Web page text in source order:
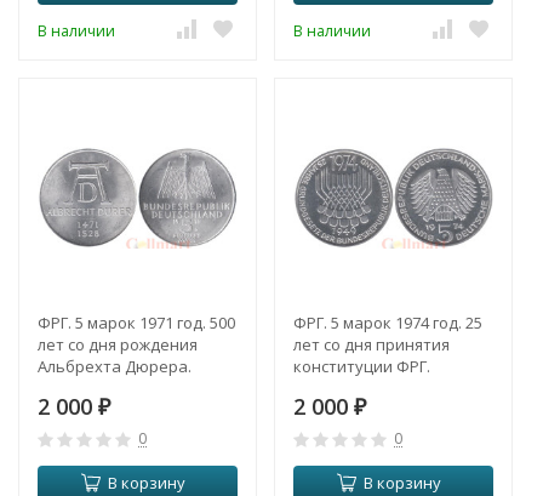
В наличии В наличии
ФРГ. 5 марок 1971 год. 500
лет со дня рождения
Альбрехта Дюрера.
2 000 ₽
0
В корзину
ФРГ. 5 марок 1974 год. 25
лет со дня принятия
конституции ФРГ.
2 000 ₽
0
В корзину